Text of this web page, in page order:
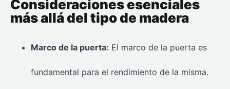
Consideraciones esenciales
más allá del tipo de madera
Marco de la puerta: El marco de la puerta es
fundamental para el rendimiento de la misma.